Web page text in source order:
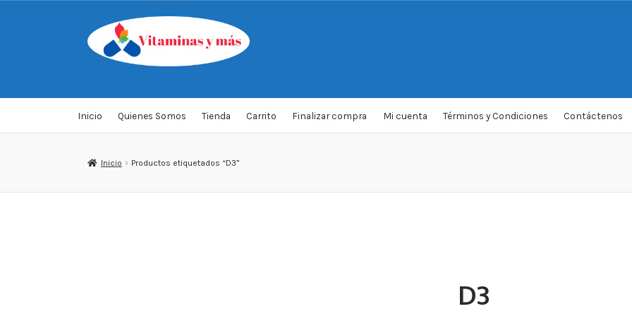
Saltar
a
navegación
al
contenido
Inicio Quienes Somos Tienda Carrito Finalizar compra Mi cuenta Términos y Condiciones Contáctenos
Inicio Productos etiquetados “D3”
D3